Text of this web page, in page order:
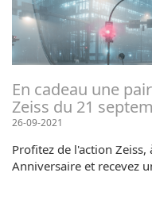
En cadeau une
Zeiss du 21
26-09-2021
Profitez de l'action
Anniversaire et recevez